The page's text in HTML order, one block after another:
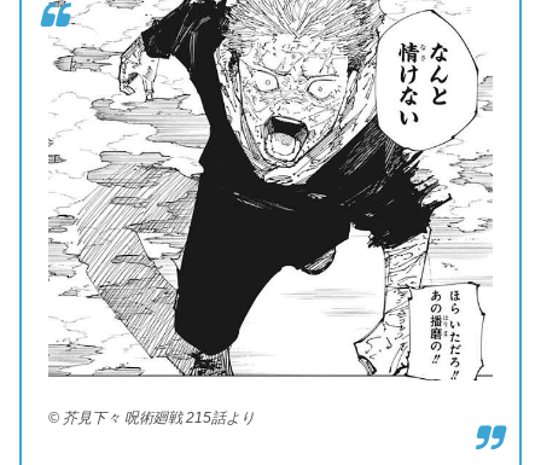
© 芥見下々 呪術廻戦 215話より